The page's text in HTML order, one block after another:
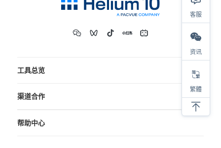
工具总览
渠道合作
帮助中心
客服
资讯
繁體